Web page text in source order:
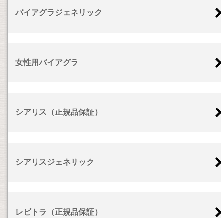
バイアグラジェネリック
女性用バイアグラ
シアリス（正規品保証）
シアリスジェネリック
レビトラ（正規品保証）